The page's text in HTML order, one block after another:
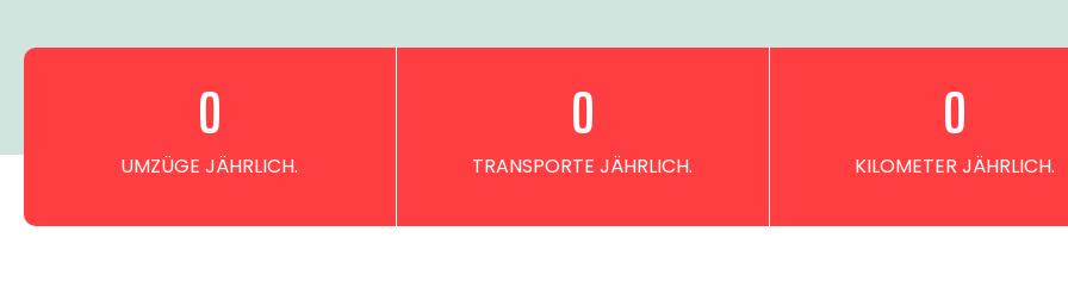
UMZÜGE JÄHRLICH.
0
TRANSPORTE JÄHRLICH.
0
KILOMETER JÄHRLICH.
0